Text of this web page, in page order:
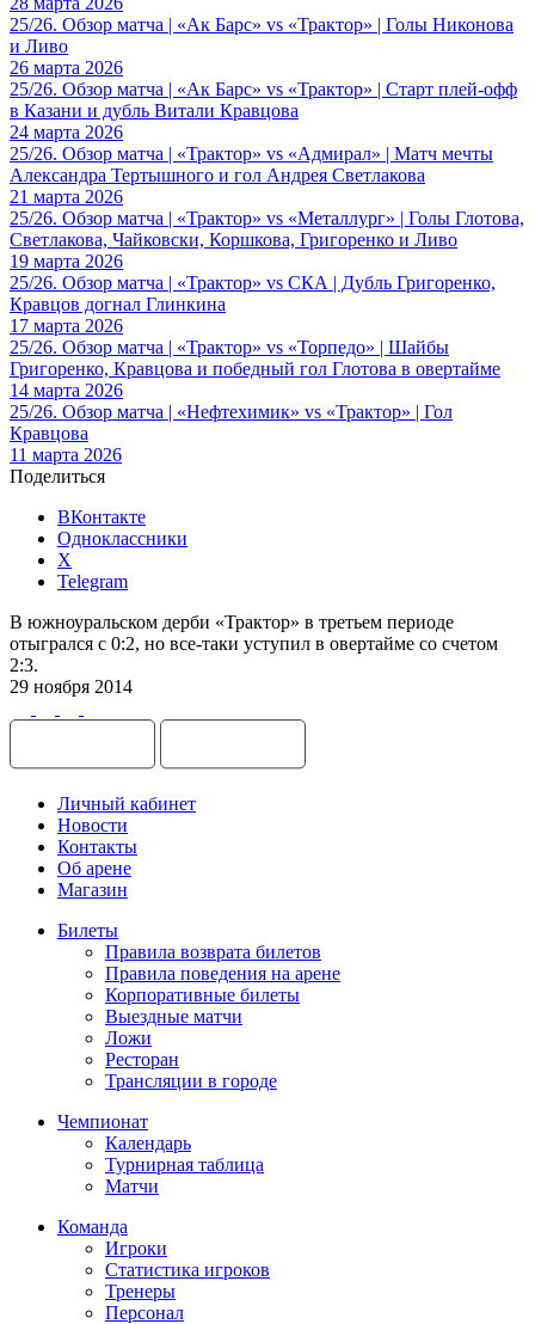
25/26. Обзор матча | «Ак Барс» vs «Трактор» | Голы Никонова
и Ливо
26 марта 2026
25/26. Обзор матча | «Ак Барс» vs «Трактор» | Старт плей-офф
в Казани и дубль Витали Кравцова
24 марта 2026
25/26. Обзор матча | «Трактор» vs «Адмирал» | Матч мечты
Александра Тертышного и гол Андрея Светлакова
21 марта 2026
25/26. Обзор матча | «Трактор» vs «Металлург» | Голы Глотова,
Светлакова, Чайковски, Коршкова, Григоренко и Ливо
19 марта 2026
25/26. Обзор матча | «Трактор» vs СКА | Дубль Григоренко,
Кравцов догнал Глинкина
17 марта 2026
25/26. Обзор матча | «Трактор» vs «Торпедо» | Шайбы
Григоренко, Кравцова и победный гол Глотова в овертайме
14 марта 2026
25/26. Обзор матча | «Нефтехимик» vs «Трактор» | Гол
Кравцова
11 марта 2026
Поделиться
ВКонтакте
Одноклассники
X
Telegram
В южноуральском дерби «Трактор» в третьем периоде
отыгрался с 0:2, но все-таки уступил в овертайме со счетом
2:3.
29 ноября 2014
Личный кабинет
Новости
Контакты
Об арене
Магазин
Билеты
Правила возврата билетов
Правила поведения на арене
Корпоративные билеты
Выездные матчи
Ложи
Ресторан
Трансляции в городе
Чемпионат
Календарь
Турнирная таблица
Матчи
Команда
Игроки
Статистика игроков
Тренеры
Персонал